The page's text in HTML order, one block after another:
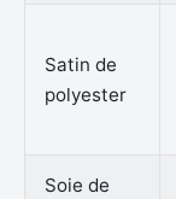
Satin de
polyester
Soie de